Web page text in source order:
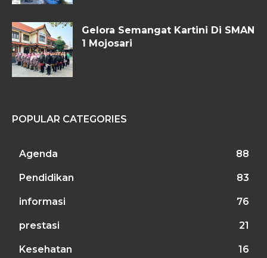
Gelora Semangat Kartini Di SMAN
1 Mojosari
POPULAR CATEGORIES
Agenda 88
Pendidikan 83
informasi 76
prestasi 21
Kesehatan 16